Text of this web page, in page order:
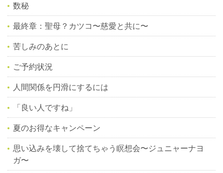
数秘
最終章：聖母？カツコ〜慈愛と共に〜
苦しみのあとに
ご予約状況
人間関係を円滑にするには
「良い人ですね」
夏のお得なキャンペーン
思い込みを壊して捨てちゃう瞑想会〜ジュニャーナヨ
ガ〜